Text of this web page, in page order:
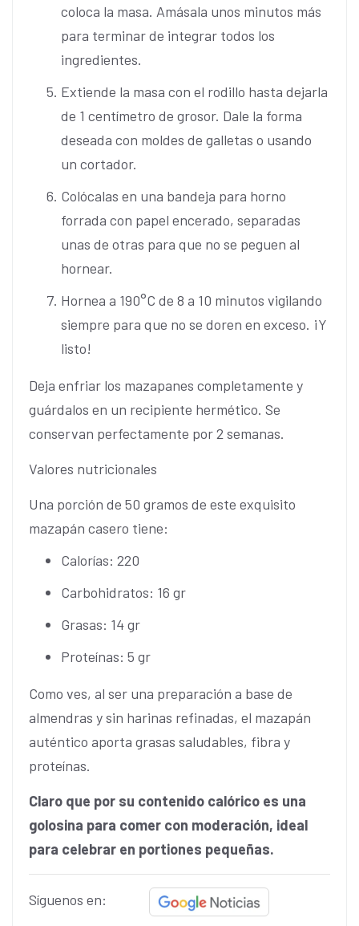
coloca la masa. Amásala unos minutos más
para terminar de integrar todos los
ingredientes.
Extiende la masa con el rodillo hasta dejarla
de 1 centímetro de grosor. Dale la forma
deseada con moldes de galletas o usando
un cortador.
Colócalas en una bandeja para horno
forrada con papel encerado, separadas
unas de otras para que no se peguen al
hornear.
Hornea a 190°C de 8 a 10 minutos vigilando
siempre para que no se doren en exceso. ¡Y
listo!
Deja enfriar los mazapanes completamente y
guárdalos en un recipiente hermético. Se
conservan perfectamente por 2 semanas.
Valores nutricionales
Una porción de 50 gramos de este exquisito
mazapán casero tiene:
Calorías: 220
Carbohidratos: 16 gr
Grasas: 14 gr
Proteínas: 5 gr
Como ves, al ser una preparación a base de
almendras y sin harinas refinadas, el mazapán
auténtico aporta grasas saludables, fibra y
proteínas.
Claro que por su contenido calórico es una
golosina para comer con moderación, ideal
para celebrar en portiones pequeñas.
Síguenos en: